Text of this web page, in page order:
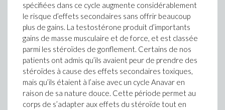
spécifiées dans ce cycle augmente considérablement
le risque d’effets secondaires sans offrir beaucoup
plus de gains. La testostérone produit d’importants
gains de masse musculaire et de force, et est classée
parmi les stéroïdes de gonflement. Certains de nos
patients ont admis qu’ils avaient peur de prendre des
stéroïdes à cause des effets secondaires toxiques,
mais qu’ils étaient à l’aise avec un cycle Anavar en
raison de sa nature douce. Cette période permet au
corps de s’adapter aux effets du stéroïde tout en